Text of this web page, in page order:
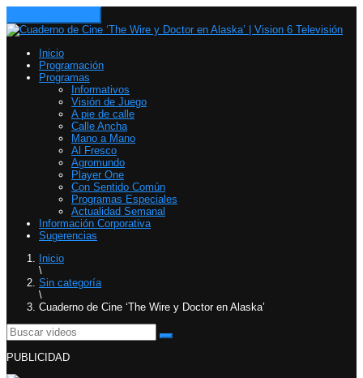
Inicio
Programación
Programas
Informativos
Visión de Juego
A pie de calle
Calle Ancha
Mano a Mano
Al Fresco
Agromundo
Player One
Con Sentido Común
Programas Especiales
Actualidad Semanal
Información Corporativa
Sugerencias
Inicio
\
Sin categoría
\
Cuaderno de Cine ‘The Wire y Doctor en Alaska’
PUBLICIDAD